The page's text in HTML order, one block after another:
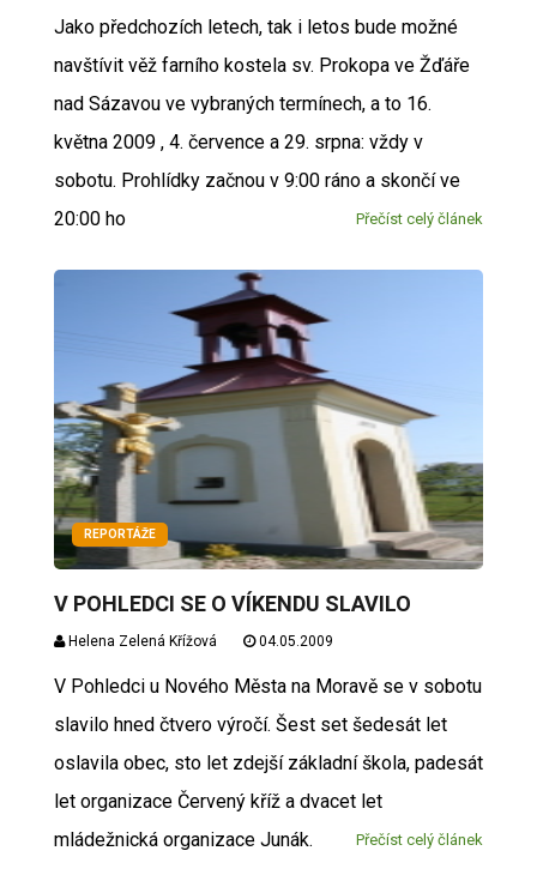
Jako předchozích letech, tak i letos bude možné
navštívit věž farního kostela sv. Prokopa ve Žďáře
nad Sázavou ve vybraných termínech, a to 16.
května 2009 , 4. července a 29. srpna: vždy v
sobotu. Prohlídky začnou v 9:00 ráno a skončí ve
20:00 ho
Přečíst celý článek
REPORTÁŽE
V POHLEDCI SE O VÍKENDU SLAVILO
Helena Zelená Křížová 04.05.2009
V Pohledci u Nového Města na Moravě se v sobotu
slavilo hned čtvero výročí. Šest set šedesát let
oslavila obec, sto let zdejší základní škola, padesát
let organizace Červený kříž a dvacet let
mládežnická organizace Junák.
Přečíst celý článek